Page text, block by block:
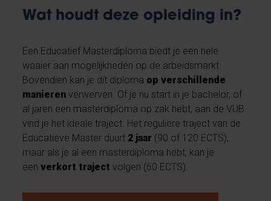
Wat houdt deze opleiding in?
Een Educatief Masterdiploma biedt je een hele
waaier aan mogelijkheden op de arbeidsmarkt.
Bovendien kan je dit diploma op verschillende
manierenverwerven. Of je nu start in je bachelor, of
al jaren een masterdiploma op zak hebt, aan de VUB
vind je het ideale traject. Het reguliere traject van de
Educatieve Master duurt 2 jaar (90 of 120 ECTS),
maar als je al een masterdiploma hebt, kan je
eenverkort traject volgen (60 ECTS).